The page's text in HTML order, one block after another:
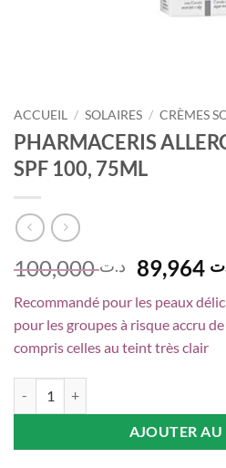
ACCUEIL / SOLAIRES / CRÈMES
PHARMACERIS
SPF 100, 75ML
د.ت100,000
Le
prix
initial
était :
Recommandé pour les peaux
pour les groupes à risque accru
compris celles au teint très clair
AJOUTER AU